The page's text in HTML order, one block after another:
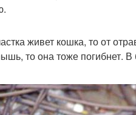
живет кошка, то от
то она тоже погибнет.